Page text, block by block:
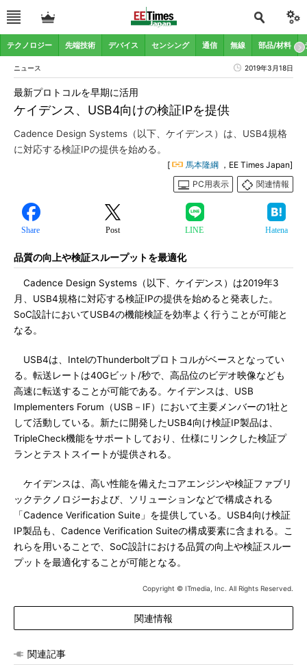
テクノロジー 先端技術 デバイス センシング 通信 無線 部品/材料
ニュース 2019年3月18日
ケイデンス、USB4向けの検証IPを提供
最新プロトコルを早期に活用
Cadence Design Systems（以下、ケイデンス）は、USB4規格
に対応する検証IPの提供を始める。
[ 馬本隆綱 ，EE Times Japan]
PC用表示
関連情報
Share Post LINE Hatena
品質の向上や検証スループットを最適化
Cadence Design Systems（以下、ケイデンス）は2019年3
月、USB4規格に対応する検証IPの提供を始めると発表した。
SoC設計においてUSB4の機能検証を効率よく行うことが可能と
なる。
USB4は、IntelのThunderboltプロトコルがベースとなってい
る。転送レートは40Gビット/秒で、高品位のビデオ映像なども
高速に転送することが可能である。ケイデンスは、USB
Implementers Forum（USB－IF）において主要メンバーの1社と
して活動している。新たに開発したUSB4向け検証IP製品は、
TripleCheck機能をサポートしており、仕様にリンクした検証プ
ランとテストスイートが提供される。
ケイデンスは、高い性能を備えたコアエンジンや検証ファブリ
ックテクノロジーおよび、ソリューションなどで構成される
「Cadence Verification Suite」を提供している。USB4向け検証
IP製品も、Cadence Verification Suiteの構成要素に含まれる。こ
れらを用いることで、SoC設計における品質の向上や検証スルー
プットを最適化することが可能となる。
Copyright © ITmedia, Inc. All Rights Reserved.
関連情報
関連記事